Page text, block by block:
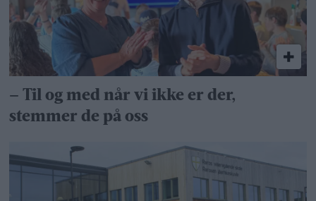
– Til og med når vi ikke er der,
stemmer de på oss